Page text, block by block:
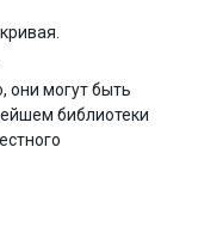
они могут быть
библиотеки